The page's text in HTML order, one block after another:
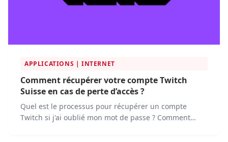
APPLICATIONS | INTERNET
Comment récupérer votre compte Twitch
Suisse en cas de perte d’accès ?
Quel est le processus pour récupérer un compte
Twitch si j'ai oublié mon mot de passe ? Comment